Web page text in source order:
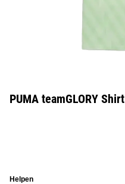
PUMA teamGLORY Shirt
Helpen